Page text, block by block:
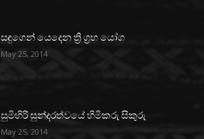
සඳුගෙන් යෙදෙන ත්‍රි ග්‍රහ යෝග
May 25, 2014
සුමිහිරි සුන්දරත්වයේ හිමිකරු සිකුරු
May 25, 2014